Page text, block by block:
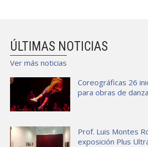
ÚLTIMAS NOTICIAS
Ver más noticias
Coreográficas 26
para obras de
Prof. Luis Montes
exposición Plus